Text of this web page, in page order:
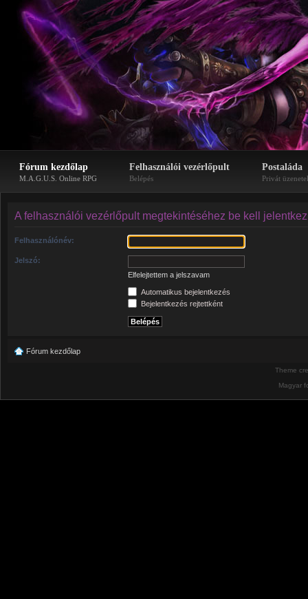
Fórum kezdőlap
M.A.G.U.S. Online RPG
Felhasználói vezérlőpult
Belépés
Postaláda
Privát
A felhasználói vezérlőpult megtekintéséhez be kell
Felhasználónév:
Jelszó:
Elfelejtettem a jelszavam
Automatikus bejelentkezés
Bejelentkezés rejtettként
Fórum kezdőlap
Theme
Magyar